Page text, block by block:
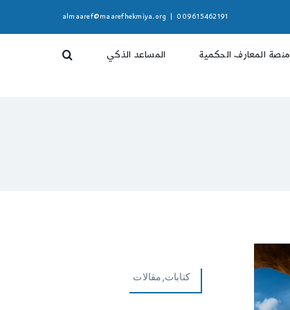
009615462191
almaaref@maarefhekmiya.org
منصة المعارف الحكمية المساعد الذكي
كتابات,مقالات